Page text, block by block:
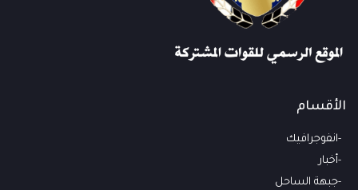
الأقسام
انفوجرافيك
أخبار
جبهة الساحل